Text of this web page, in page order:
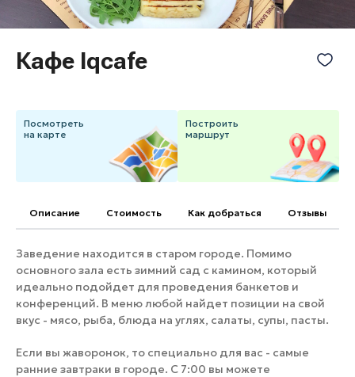
Банные комплексы
Спецпроекты
Инвестиционный портал
Золотое кольцо России
Войти
Инвесторам
Особо охраняемые
Кафе Iqcafe
Посмотреть
на карте
Построить
маршрут
Описание Cтоимость Как добраться Отзывы
Заведение находится в старом городе. Помимо
основного зала есть зимний сад с камином, который
идеально подойдет для проведения банкетов и
конференций. В меню любой найдет позиции на свой
вкус - мясо, рыба, блюда на углях, салаты, супы, пасты.
Если вы жаворонок, то специально для вас - самые
ранние завтраки в городе. С 7:00 вы можете